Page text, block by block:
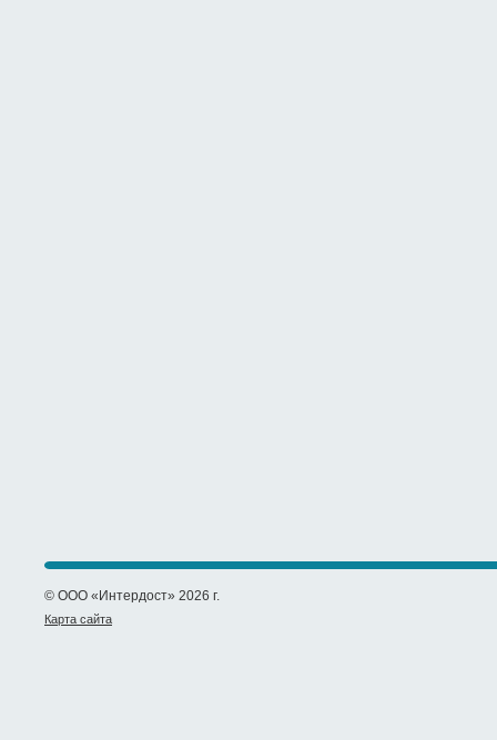
© ООО «Интердост» 2026 г.
Карта сайта